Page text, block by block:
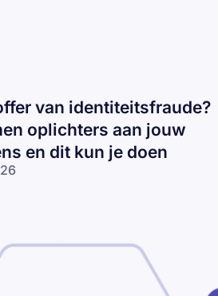
van identiteitsfraude?
oplichters aan jouw
en dit kun je doen